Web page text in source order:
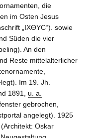
die
im Osten Jesus
„ΙΧΘΥϹ“). sowie
Süden die vier
An den
Reste mittelalterlicher
Im 19. Jh.
1891, u. a.
gebrochen,
angelegt). 1925
Oskar